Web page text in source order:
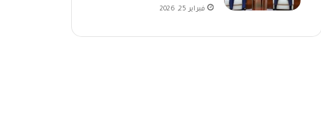
فبراير 25, 2026